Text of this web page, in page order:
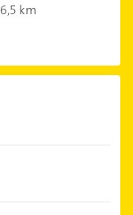
6,5 km